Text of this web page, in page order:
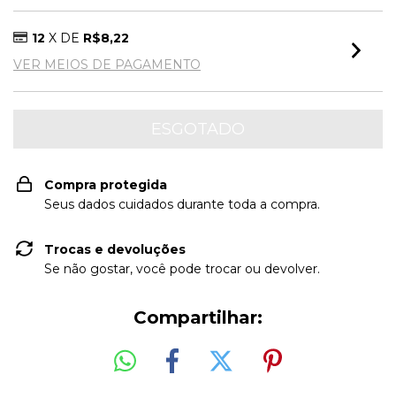
12 X DE R$8,22
VER MEIOS DE PAGAMENTO
Compra protegida
Seus dados cuidados durante toda a compra.
Trocas e devoluções
Se não gostar, você pode trocar ou devolver.
Compartilhar: